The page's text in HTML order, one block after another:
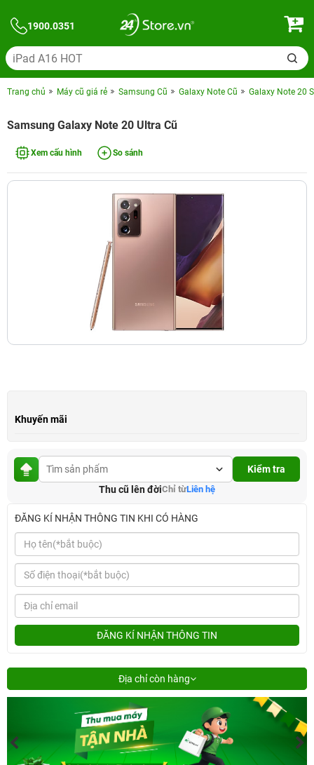
1900.0351
Trang chủ Máy cũ giá rẻ Samsung Cũ Galaxy Note Cũ Galaxy Note 20
Samsung Galaxy Note 20 Ultra Cũ
Xem cấu hình So sánh
Khuyến mãi
Kiểm tra
Thu cũ lên đờiChỉ từLiên hệ
ĐĂNG KÍ NHẬN THÔNG TIN KHI CÓ HÀNG
ĐĂNG KÍ NHẬN THÔNG TIN
Địa chỉ còn hàng